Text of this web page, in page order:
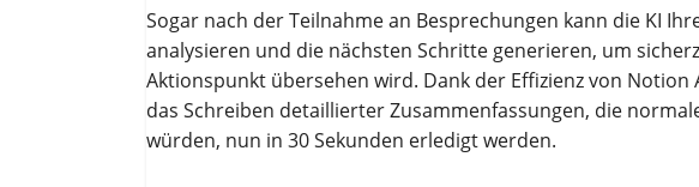
Sogar nach der Teilnahme an Besprechungen kann die KI
analysieren und die nächsten Schritte generieren, um
Aktionspunkt übersehen wird. Dank der Effizienz von Notion
das Schreiben detaillierter Zusammenfassungen, die
würden, nun in 30 Sekunden erledigt werden.